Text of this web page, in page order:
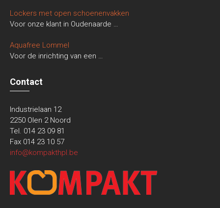
Lockers met open schoenenvakken
Voor onze klant in Oudenaarde
Aquafree Lommel
Voor de inrichting van een
Contact
Industrielaan 12
2250 Olen 2 Noord
Tel. 014 23 09 81
Fax 014 23 10 57
info@kompakthpl.be